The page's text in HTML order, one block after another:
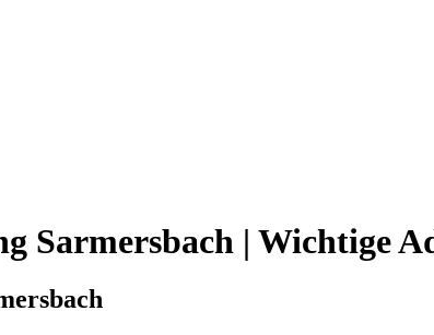
Sarmersbach | Wichtige